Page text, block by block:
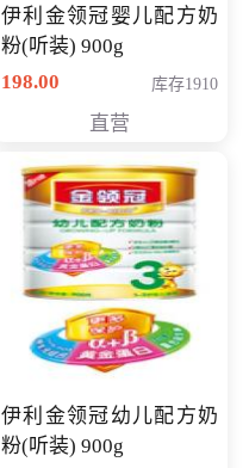
伊利金领冠婴儿配方奶
粉(听装) 900g
198.00
库存1910
直营
伊利金领冠幼儿配方奶
粉(听装) 900g